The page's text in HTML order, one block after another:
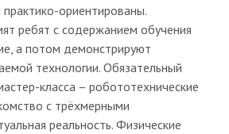
ориентированы.
ребят с содержанием обучения
а потом демонстрируют
технологии. Обязательный
класса – робототехнические
с трёхмерными
реальность. Физические